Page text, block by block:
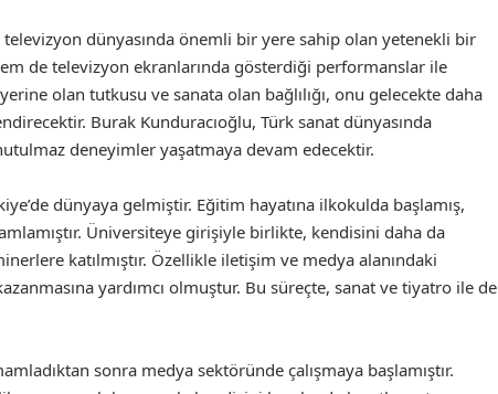
dünyasında önemli bir yere sahip olan yetenekli bir
de televizyon ekranlarında gösterdiği performanslar ile
olan tutkusu ve sanata olan bağlılığı, onu gelecekte daha
Burak Kunduracıoğlu, Türk sanat dünyasında
deneyimler yaşatmaya devam edecektir.
dünyaya gelmiştir. Eğitim hayatına ilkokulda başlamış,
Üniversiteye girişiyle birlikte, kendisini daha da
katılmıştır. Özellikle iletişim ve medya alanındaki
yardımcı olmuştur. Bu süreçte, sanat ve tiyatro ile de
sonra medya sektöründe çalışmaya başlamıştır.